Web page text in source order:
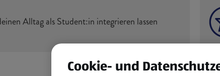
Alltag als Student:in integrieren lassen
Cookie- und